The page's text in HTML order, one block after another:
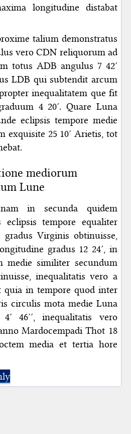
longitudine distabat
talium demonstratus
vero CDN reliquorum ad
totus ADB angulus 7 42′
LDB qui subtendit arcum
inequalitatem que fit
4 20′. Quare Luna
eclipsis tempore medie
exquisite 25 10′ Arietis, tot
mediorum
Lune
in secunda quidem
tempore equaliter
gradus Virginis obtinuisse,
gradus 12 24′, in
medie similiter secundum
inequalitatis vero a
quia in tempore quod inter
circulis mota medie Luna
46′′, inequalitatis vero
Mardocempadi Thot 18
media et tertia hore